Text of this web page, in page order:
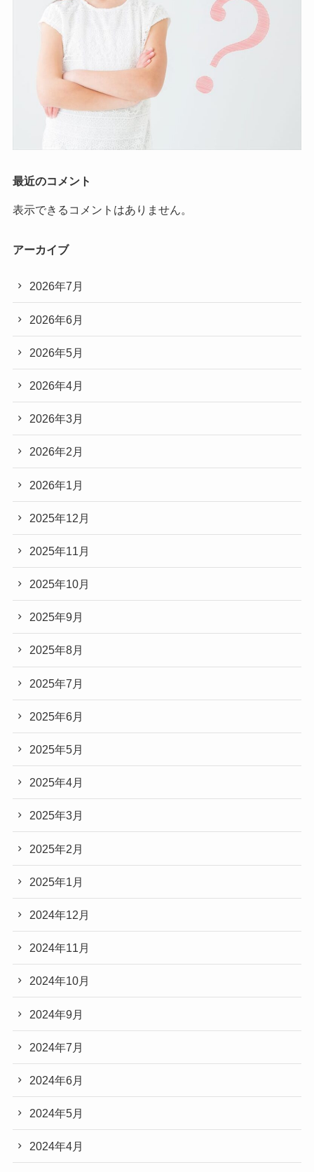
最近のコメント
表示できるコメントはありません。
アーカイブ
2026年7月
2026年6月
2026年5月
2026年4月
2026年3月
2026年2月
2026年1月
2025年12月
2025年11月
2025年10月
2025年9月
2025年8月
2025年7月
2025年6月
2025年5月
2025年4月
2025年3月
2025年2月
2025年1月
2024年12月
2024年11月
2024年10月
2024年9月
2024年7月
2024年6月
2024年5月
2024年4月